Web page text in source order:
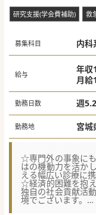
研究支援(学会費補助) 救
募集科目 内科
給与
年収
月給
勤務日数 週
勤務地
☆専門外の事象に
はの機動力を活か
える幅広い診療に
☆経済的困難を抱え
独自の社会貢献活
境でございます。
☆歴史を感じさせ